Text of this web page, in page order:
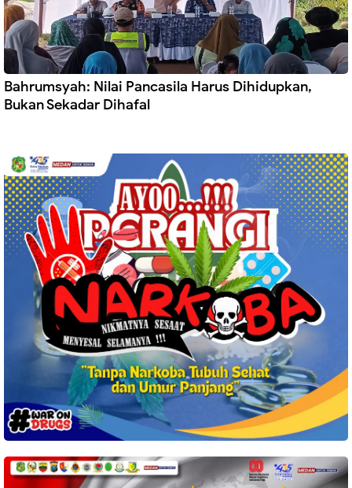
Bahrumsyah: Nilai Pancasila Harus Dihidupkan,
Bukan Sekadar Dihafal